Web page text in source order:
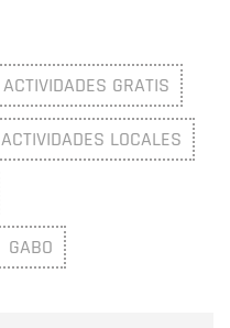
ACTIVIDADES GRATIS
ACTIVIDADES LOCALES
GABO